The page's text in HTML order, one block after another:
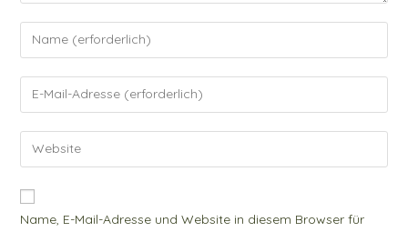
Gib
deinen
Namen
oder
zum
Kommentieren
ein
Gib
deine
E-
Mail-
zum
Kommentieren
Gib
deine
Website-
URL
Name, E-Mail-Adresse und Website in diesem Browser für